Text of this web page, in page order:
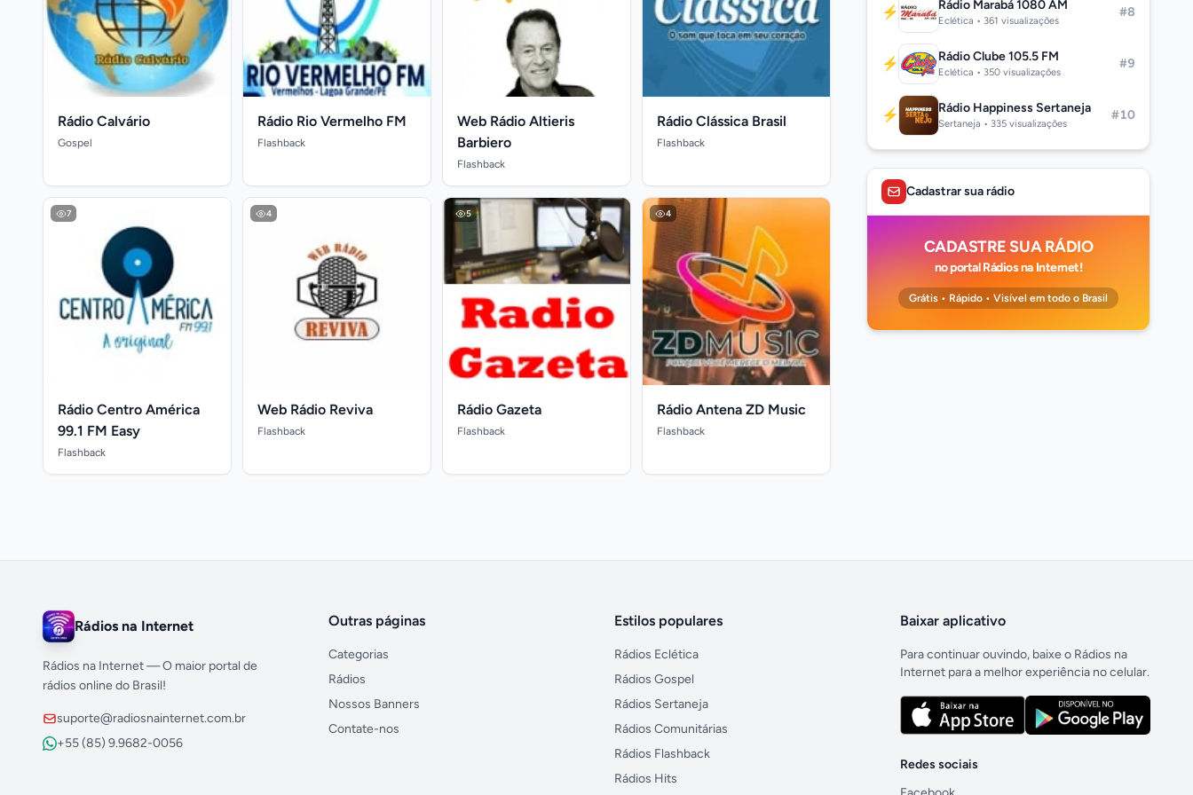
Rádio Calvário
Gospel
Rádio Rio Vermelho FM
Flashback
Web Rádio Altieris
Barbiero
Flashback
Rádio Clássica Brasil
Flashback
7
Rádio Centro América
99.1 FM Easy
Flashback
4
Web Rádio Reviva
Flashback
5
Rádio Gazeta
Flashback
4
Rádio Antena ZD Music
Flashback
⚡ Rádio Marabá 1080 AM
Eclética • 361 visualizações
#8
⚡ Rádio Clube 105.5 FM
Eclética • 350 visualizações
#9
⚡ Rádio Happiness Sertaneja
Sertaneja • 335 visualizações
#10
Cadastrar sua rádio
CADASTRE SUA RÁDIO
no portal Rádios na Internet!
Grátis • Rápido • Visível em todo o Brasil
Rádios na Internet
Rádios na Internet — O maior portal de
rádios online do Brasil!
suporte@radiosnainternet.com.br
+55 (85) 9.9682-0056
Outras páginas
Categorias
Rádios
Nossos Banners
Contate-nos
Estilos populares
Rádios Eclética
Rádios Gospel
Rádios Sertaneja
Rádios Comunitárias
Rádios Flashback
Rádios Hits
Baixar aplicativo
Para continuar ouvindo, baixe o Rádios na
Internet para a melhor experiência no celular.
Redes sociais